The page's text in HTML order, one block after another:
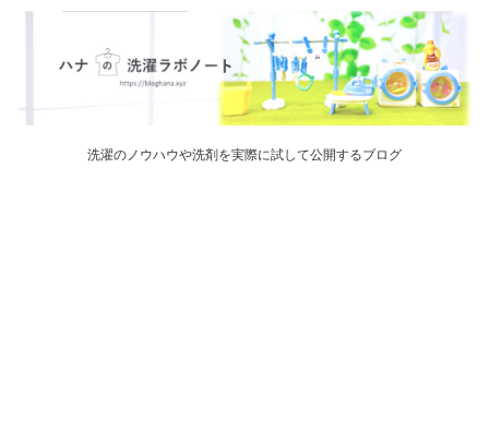
洗濯のノウハウや洗剤を実際に試して公開するブログ